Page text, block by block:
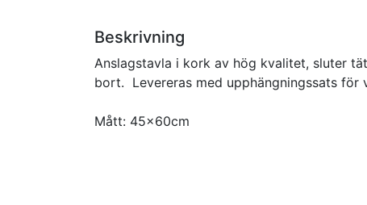
Beskrivning
Anslagstavla i kork av hög kvalitet, sluter
bort. Levereras med upphängningssats för
Mått: 45x60cm